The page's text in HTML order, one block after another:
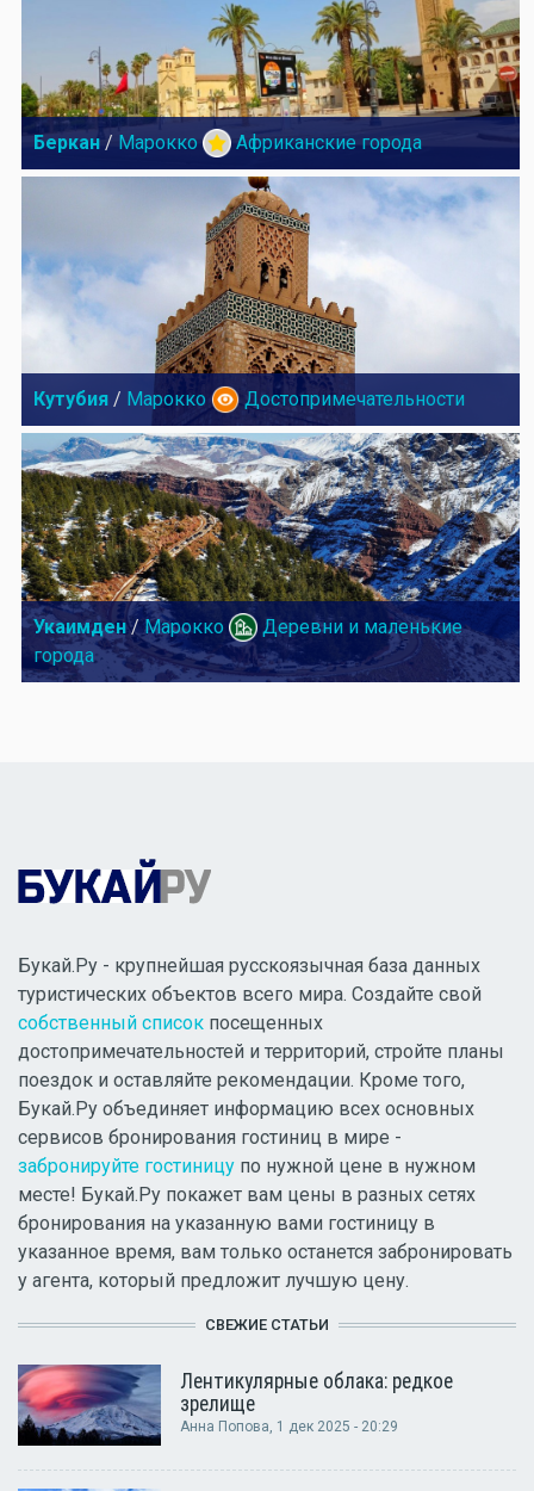
Беркан / Марокко Африканские города
Кутубия / Марокко Достопримечательности
Укаимден/ Марокко
Деревни и маленькие
города
Букай.Ру - крупнейшая русскоязычная база данных
туристических объектов всего мира. Создайте свой
собственный список посещенных
достопримечательностей и территорий, стройте планы
поездок и оставляйте рекомендации. Кроме того,
Букай.Ру объединяет информацию всех основных
сервисов бронирования гостиниц в мире -
забронируйте гостиницу по нужной цене в нужном
месте! Букай.Ру покажет вам цены в разных сетях
бронирования на указанную вами гостиницу в
указанное время, вам только останется забронировать
у агента, который предложит лучшую цену.
СВЕЖИЕ СТАТЬИ
Лентикулярные облака: редкое
зрелище
Анна Попова, 1 дек 2025 - 20:29